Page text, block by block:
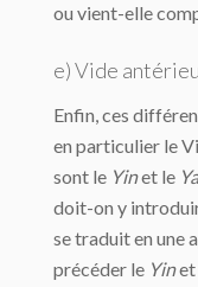
ou vient-elle
e) Vide
Enfin, ces
en particulier le
sont le Yinet le
doit-on y
se traduit en une
précéder le Yinet